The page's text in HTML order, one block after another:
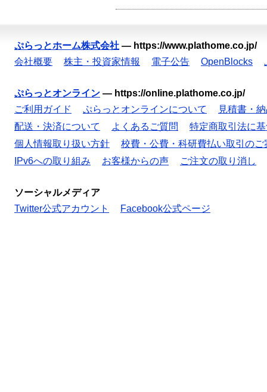
ぷらっとホーム株式会社 — https://www.plathome.co.jp/
会社概要
株主・投資家情報 電子公告 OpenBlocks
ぷらっとオンライン — https://online.plathome.co.jp/
ご利用ガイド
ぷらっとオンラインについて
見積書・
配送・決済について
よくあるご質問
特定商取引法に
個人情報取り扱い方針
校費・公費・科研費払い取引のご
IPv6への取り組み
お客様からの声 ご注文の取り消し
ソーシャルメディア
Twitter公式アカウント
Facebook公式ページ